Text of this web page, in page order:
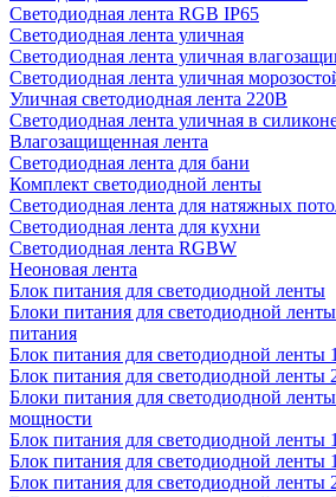
Светодиодная лента RGB IP65
Светодиодная лента уличная
Светодиодная лента уличная
Светодиодная лента уличная
Уличная светодиодная лента 220В
Светодиодная лента уличная в
Влагозащищенная лента
Светодиодная лента для бани
Комплект светодиодной ленты
Светодиодная лента для натяжных
Светодиодная лента для кухни
Светодиодная лента RGBW
Неоновая лента
Блок питания для светодиодной ленты
Блоки питания для светодиодной
питания
Блок питания для светодиодной ленты
Блок питания для светодиодной ленты
Блоки питания для светодиодной
мощности
Блок питания для светодиодной ленты
Блок питания для светодиодной ленты
Блок питания для светодиодной ленты